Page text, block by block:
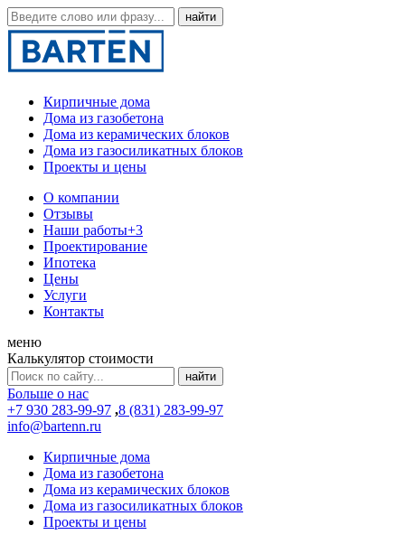
Кирпичные дома
Дома из газобетона
Дома из керамических блоков
Дома из газосиликатных блоков
Проекты и цены
О компании
Отзывы
Наши работы+3
Проектирование
Ипотека
Цены
Услуги
Контакты
меню
Калькулятор стоимости
Больше о нас
+7 930 283-99-97 ,8 (831) 283-99-97
info@bartenn.ru
Кирпичные дома
Дома из газобетона
Дома из керамических блоков
Дома из газосиликатных блоков
Проекты и цены